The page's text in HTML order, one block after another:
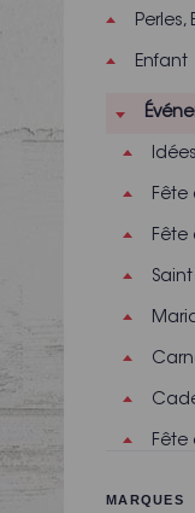
Perles,
Enfant
Fête
Fête
Fête
MARQUES